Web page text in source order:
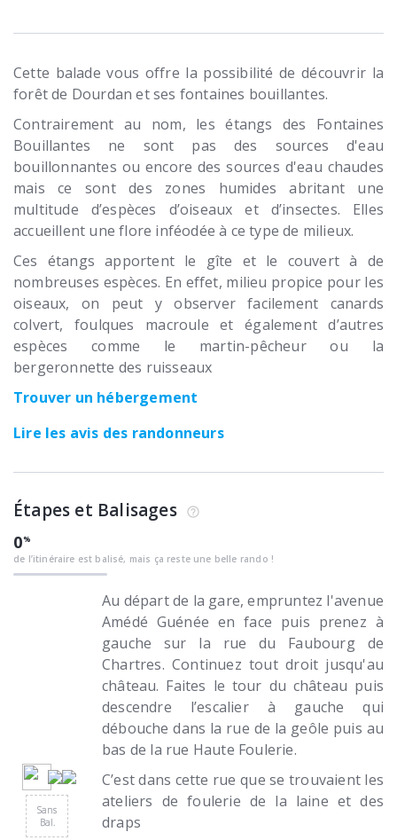
Cette balade vous offre la possibilité de découvrir la
forêt de Dourdan et ses fontaines bouillantes.
Contrairement au nom, les étangs des Fontaines
Bouillantes ne sont pas des sources d'eau
bouillonnantes ou encore des sources d'eau chaudes
mais ce sont des zones humides abritant une
multitude d’espèces d’oiseaux et d’insectes. Elles
accueillent une flore inféodée à ce type de milieux.
Ces étangs apportent le gîte et le couvert à de
nombreuses espèces. En effet, milieu propice pour les
oiseaux, on peut y observer facilement canards
colvert, foulques macroule et également d’autres
espèces comme le martin-pêcheur ou la
bergeronnette des ruisseaux
Trouver un hébergement
Lire les avis des randonneurs
Étapes et Balisages
0
de l’itinéraire est balisé, mais ça reste une belle rando !
Sans
Bal.
Au départ de la gare, empruntez l'avenue
Amédé Guénée en face puis prenez à
gauche sur la rue du Faubourg de
Chartres. Continuez tout droit jusqu'au
château. Faites le tour du château puis
descendre l’escalier à gauche qui
débouche dans la rue de la geôle puis au
bas de la rue Haute Foulerie.
C’est dans cette rue que se trouvaient les
ateliers de foulerie de la laine et des
draps